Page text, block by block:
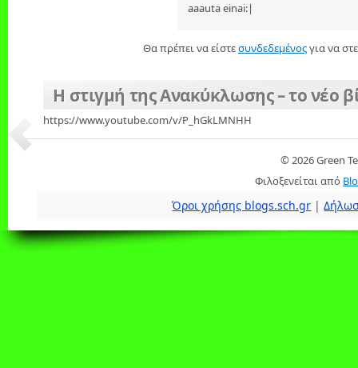
aaauta einai:|
Θα πρέπει να είστεσυνδεδεμένοςγια να
Η στιγμή της Ανακύκλωσης – το νέο
https://www.youtube.com/v/P_hGkLMNHH
© 2026 Green
Φιλοξενείται από
Όροι χρήσης blogs.sch.gr |